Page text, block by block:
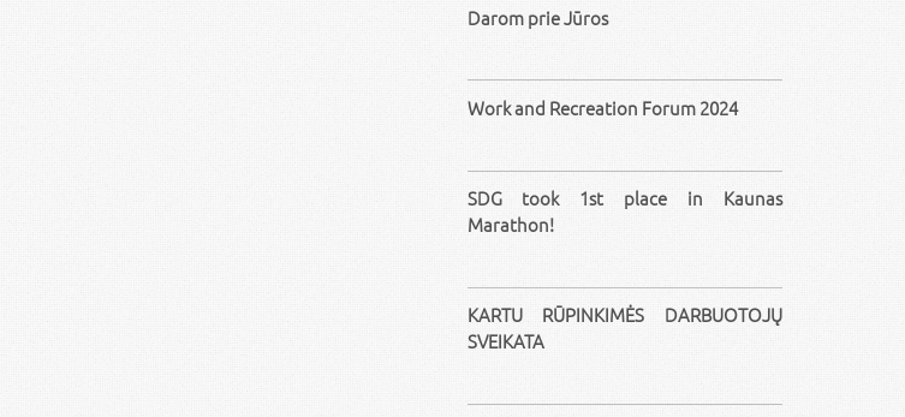
Darom prie Jūros
Work and Recreation Forum 2024
SDG took 1st place in Kaunas
Marathon!
KARTU RŪPINKIMĖS DARBUOTOJŲ
SVEIKATA